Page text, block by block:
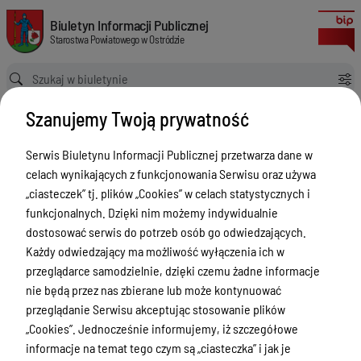
Druki do pobrania
Biuletyn Informacji Publicznej Starostwa Powiatowego w Ostródzie
Biuletyn Informacji Publicznej
Starostwa Powiatowego w Ostródzie
Ścieżka powrotu
Strona główna Informacja Druki do pobrania
Informacja
Menu Przedmiotowe
Starostwo Powiatowe
Poradnik Interesanta
Informacje o naborze
Zamówienia Publiczne
Tablica ogłoszeń
Dyżury Aptek w Powiecie Ostródzkim
Wersja
nieobowiązująca z dnia
02-12-2019 15:21:22
Drukuj
Druki do
pobrania
Załączniki
Szanujemy Twoją prywatność
Serwis Biuletynu Informacji Publicznej przetwarza dane w
celach wynikających z funkcjonowania Serwisu oraz używa
„ciasteczek” tj. plików „Cookies” w celach statystycznych i
funkcjonalnych. Dzięki nim możemy indywidualnie
dostosować serwis do potrzeb osób go odwiedzających.
Każdy odwiedzający ma możliwość wyłączenia ich w
przeglądarce samodzielnie, dzięki czemu żadne informacje
nie będą przez nas zbierane lub może kontynuować
przeglądanie Serwisu akceptując stosowanie plików
„Cookies”. Jednocześnie informujemy, iż szczegółowe
informacje na temat tego czym są „ciasteczka” i jak je